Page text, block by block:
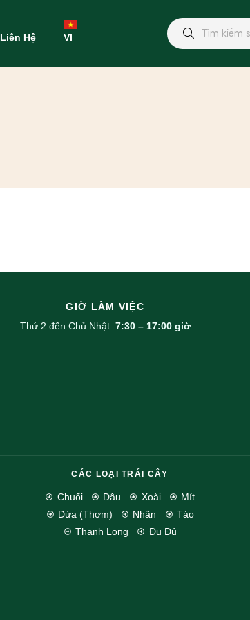
Liên Hệ VI
GIỜ LÀM VIỆC
Thứ 2 đến Chủ Nhật: 7:30 – 17:00 giờ
CÁC LOẠI TRÁI CÂY
Chuối Dâu Xoài
Mít
Dứa (Thơm)
Nhãn
Táo
Thanh Long
Đu Đủ